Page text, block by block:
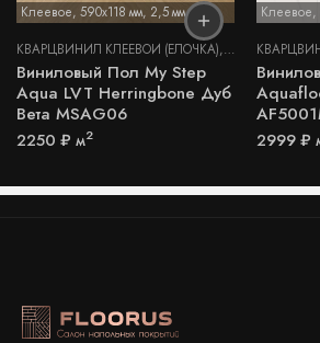
Клеевое, 590x118 мм, 2,5 мм
КВАРЦВИНИЛ КЛЕЕВОЙ (ЁЛОЧКА), КВАРЦВИНИЛ
Виниловый Пол My Step
Aqua LVT Herringbone Дуб
Вета MSAG06
2250 ₽ м2
Клеевое,
2999₽